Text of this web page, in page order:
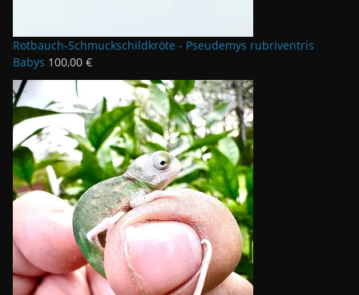
Rotbauch-Schmuckschildkröte - Pseudemys rubriventris
Babys 100,00 €